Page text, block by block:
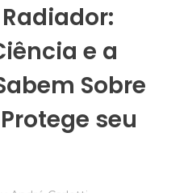
e a
Sobre
seu